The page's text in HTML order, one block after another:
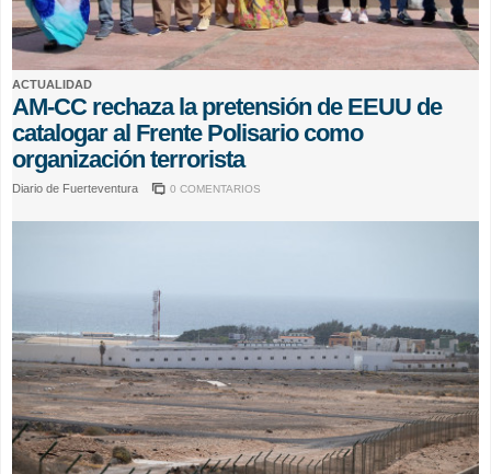
ACTUALIDAD
AM-CC rechaza la pretensión de EEUU de
catalogar al Frente Polisario como
organización terrorista
Diario de Fuerteventura 0 COMENTARIOS